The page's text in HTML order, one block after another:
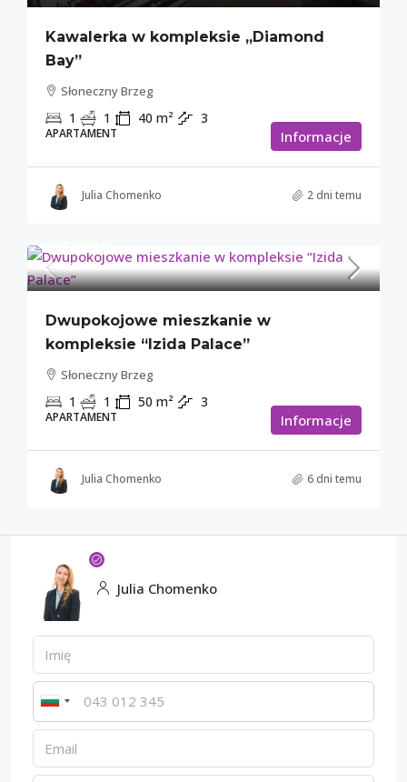
Kawalerka w kompleksie „Diamond
Bay”
Słoneczny Brzeg
1 1 40 m² 3
APARTAMENT Informacje
Julia Chomenko 2 dni temu
105,000€
2,100€ /m²
Dwupokojowe mieszkanie w
kompleksie “Izida Palace”
Słoneczny Brzeg
1 1 50 m² 3
APARTAMENT Informacje
Julia Chomenko 6 dni temu
Julia Chomenko